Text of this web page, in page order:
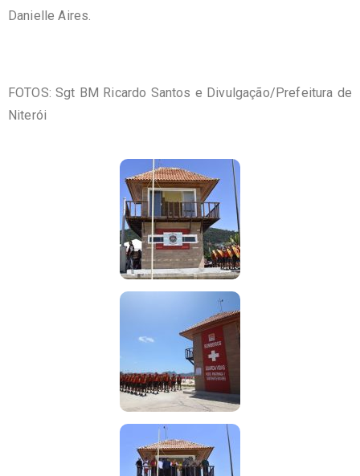
Danielle Aires.
FOTOS: Sgt BM Ricardo Santos e Divulgação/Prefeitura de
Niterói